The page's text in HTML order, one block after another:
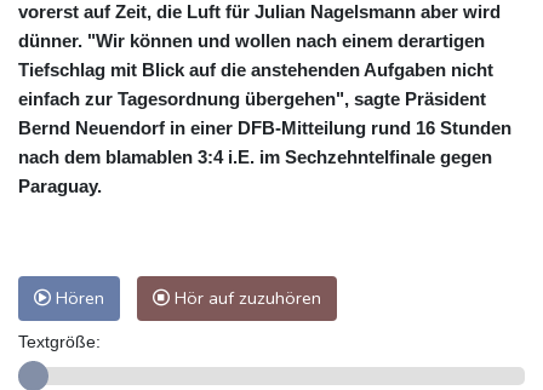
vorerst auf Zeit, die Luft für Julian Nagelsmann aber wird
dünner. "Wir können und wollen nach einem derartigen
Tiefschlag mit Blick auf die anstehenden Aufgaben nicht
einfach zur Tagesordnung übergehen", sagte Präsident
Bernd Neuendorf in einer DFB-Mitteilung rund 16 Stunden
nach dem blamablen 3:4 i.E. im Sechzehntelfinale gegen
Paraguay.
Hören Hör auf zuzuhören
Textgröße: